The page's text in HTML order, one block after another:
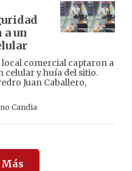
a un
local comercial captaron a
celular y huía del sitio.
Juan Caballero,
Candia